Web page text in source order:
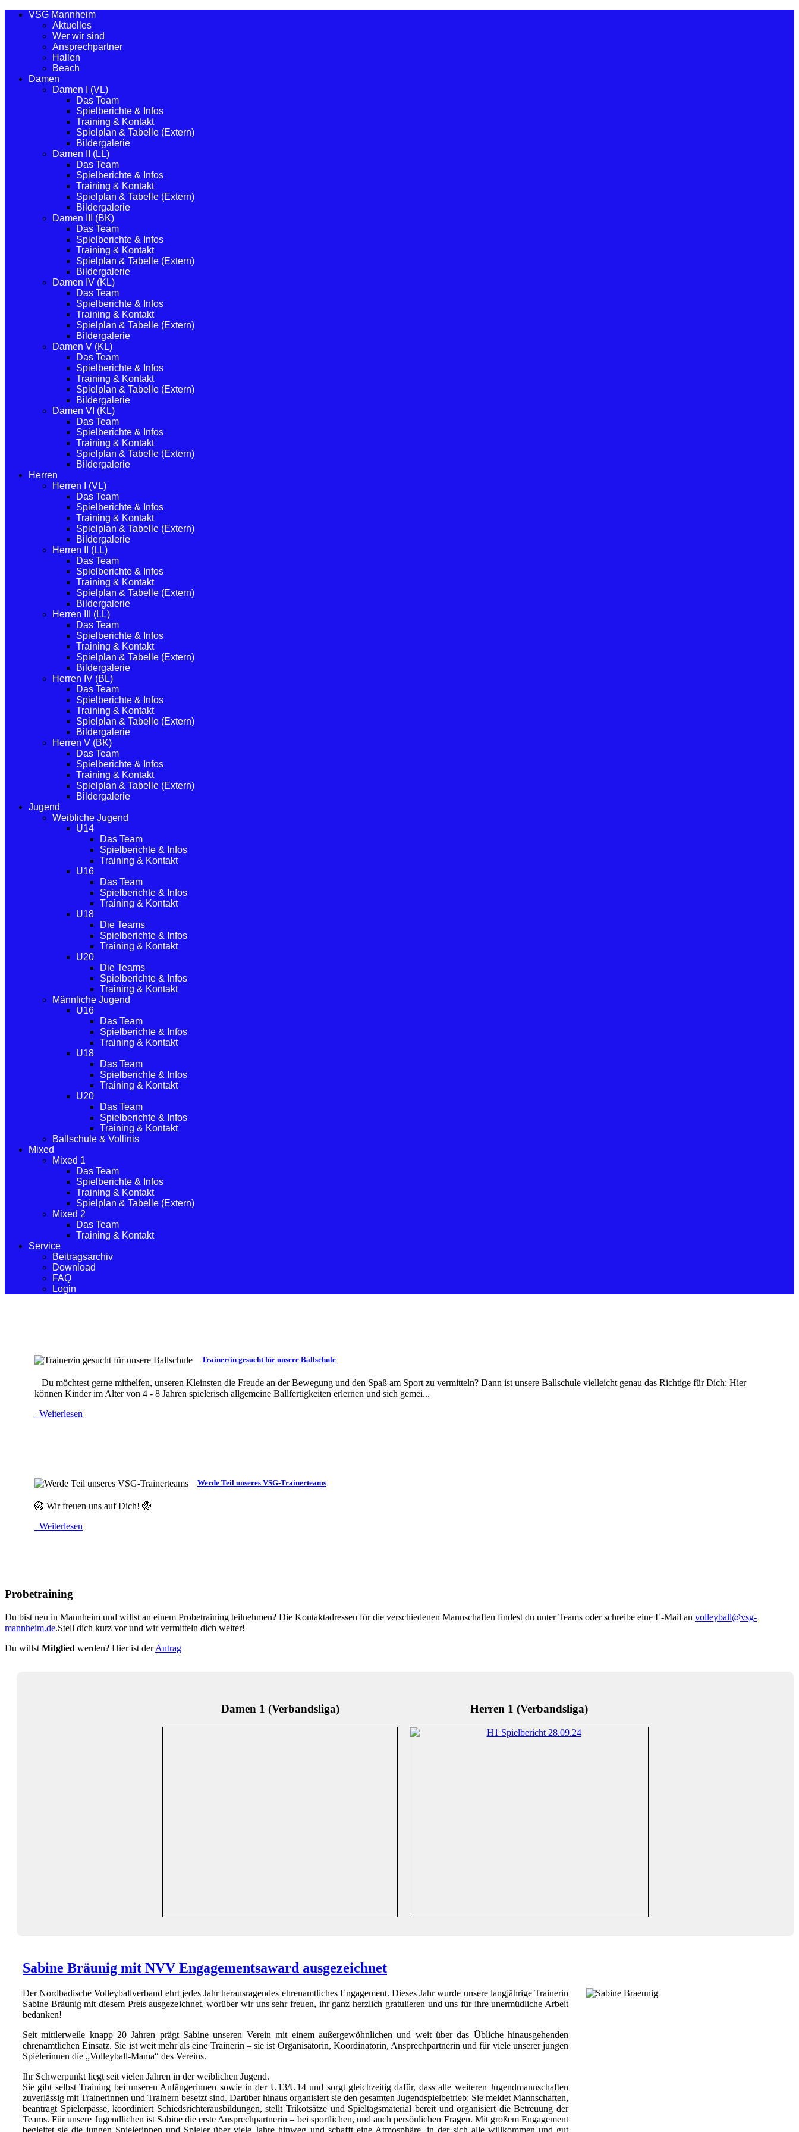
VSG Mannheim
Aktuelles
Wer wir sind
Ansprechpartner
Hallen
Beach
Damen
Damen I (VL)
Das Team
Spielberichte & Infos
Training & Kontakt
Spielplan & Tabelle (Extern)
Bildergalerie
Damen II (LL)
Das Team
Spielberichte & Infos
Training & Kontakt
Spielplan & Tabelle (Extern)
Bildergalerie
Damen III (BK)
Das Team
Spielberichte & Infos
Training & Kontakt
Spielplan & Tabelle (Extern)
Bildergalerie
Damen IV (KL)
Das Team
Spielberichte & Infos
Training & Kontakt
Spielplan & Tabelle (Extern)
Bildergalerie
Damen V (KL)
Das Team
Spielberichte & Infos
Training & Kontakt
Spielplan & Tabelle (Extern)
Bildergalerie
Damen VI (KL)
Das Team
Spielberichte & Infos
Training & Kontakt
Spielplan & Tabelle (Extern)
Bildergalerie
Herren
Herren I (VL)
Das Team
Spielberichte & Infos
Training & Kontakt
Spielplan & Tabelle (Extern)
Bildergalerie
Herren II (LL)
Das Team
Spielberichte & Infos
Training & Kontakt
Spielplan & Tabelle (Extern)
Bildergalerie
Herren III (LL)
Das Team
Spielberichte & Infos
Training & Kontakt
Spielplan & Tabelle (Extern)
Bildergalerie
Herren IV (BL)
Das Team
Spielberichte & Infos
Training & Kontakt
Spielplan & Tabelle (Extern)
Bildergalerie
Herren V (BK)
Das Team
Spielberichte & Infos
Training & Kontakt
Spielplan & Tabelle (Extern)
Bildergalerie
Jugend
Weibliche Jugend
U14
Das Team
Spielberichte & Infos
Training & Kontakt
U16
Das Team
Spielberichte & Infos
Training & Kontakt
U18
Die Teams
Spielberichte & Infos
Training & Kontakt
U20
Die Teams
Spielberichte & Infos
Training & Kontakt
Männliche Jugend
U16
Das Team
Spielberichte & Infos
Training & Kontakt
U18
Das Team
Spielberichte & Infos
Training & Kontakt
U20
Das Team
Spielberichte & Infos
Training & Kontakt
Ballschule & Vollinis
Mixed
Mixed 1
Das Team
Spielberichte & Infos
Training & Kontakt
Spielplan & Tabelle (Extern)
Mixed 2
Das Team
Training & Kontakt
Service
Beitragsarchiv
Download
FAQ
Login
Trainer/in gesucht für unsere Ballschule
Du möchtest gerne mithelfen, unseren Kleinsten die Freude an der Bewegung und den Spaß am Sport zu vermitteln? Dann ist unsere Ballschule vielleicht genau das Richtige für Dich: Hier
können Kinder im Alter von 4 - 8 Jahren spielerisch allgemeine Ballfertigkeiten erlernen und sich gemei...
Weiterlesen
Werde Teil unseres VSG-Trainerteams
🏐 Wir freuen uns auf Dich! 🏐
Weiterlesen
Probetraining
Du bist neu in Mannheim und willst an einem Probetraining teilnehmen? Die Kontaktadressen für die verschiedenen Mannschaften findest du unter Teams oder schreibe eine E-Mail an volleyball@vsg-
mannheim.de.Stell dich kurz vor und wir vermitteln dich weiter!
Du willst Mitglied werden? Hier ist derAntrag
Damen 1 (Verbandsliga) Herren 1 (Verbandsliga)
Sabine Bräunig mit NVV Engagementsaward ausgezeichnet
Der Nordbadische Volleyballverband ehrt jedes Jahr herausragendes ehrenamtliches Engagement. Dieses Jahr wurde unsere langjährige Trainerin
Sabine Bräunig mit diesem Preis ausgezeichnet, worüber wir uns sehr freuen, ihr ganz herzlich gratulieren und uns für ihre unermüdliche Arbeit
bedanken!
Seit mittlerweile knapp 20 Jahren prägt Sabine unseren Verein mit einem außergewöhnlichen und weit über das Übliche hinausgehenden
ehrenamtlichen Einsatz. Sie ist weit mehr als eine Trainerin – sie ist Organisatorin, Koordinatorin, Ansprechpartnerin und für viele unserer jungen
Spielerinnen die „Volleyball-Mama“ des Vereins.
Ihr Schwerpunkt liegt seit vielen Jahren in der weiblichen Jugend.
Sie gibt selbst Training bei unseren Anfängerinnen sowie in der U13/U14 und sorgt gleichzeitig dafür, dass alle weiteren Jugendmannschaften
zuverlässig mit Trainerinnen und Trainern besetzt sind. Darüber hinaus organisiert sie den gesamten Jugendspielbetrieb: Sie meldet Mannschaften,
beantragt Spielerpässe, koordiniert Schiedsrichterausbildungen, stellt Trikotsätze und Spieltagsmaterial bereit und organisiert die Betreuung der
Teams. Für unsere Jugendlichen ist Sabine die erste Ansprechpartnerin – bei sportlichen, und auch persönlichen Fragen. Mit großem Engagement
begleitet sie die jungen Spielerinnen und Spieler über viele Jahre hinweg und schafft eine Atmosphäre, in der sich alle willkommen und gut